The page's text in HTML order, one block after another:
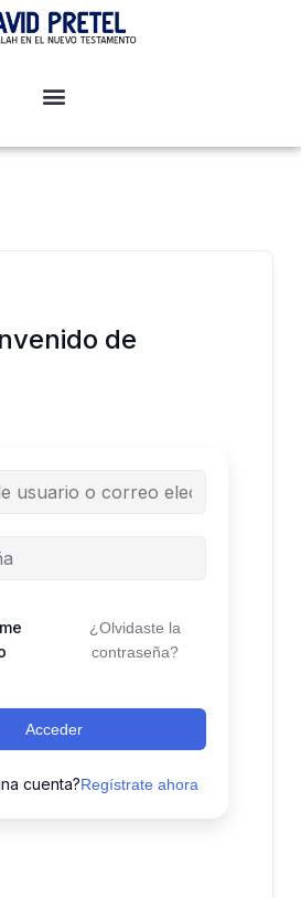
de
¿Olvidaste la
contraseña?
Acceder
cuenta?Regístrate ahora